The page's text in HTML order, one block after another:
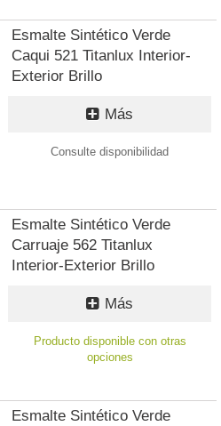
Esmalte Sintético Verde
Caqui 521 Titanlux Interior-
Exterior Brillo
Más
Consulte disponibilidad
Esmalte Sintético Verde
Carruaje 562 Titanlux
Interior-Exterior Brillo
Más
Producto disponible con otras
opciones
Esmalte Sintético Verde